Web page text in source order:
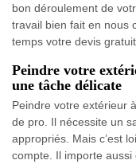
bon déroulement de
travail bien fait en nous
temps votre devis gratuit.
Peindre votre
une tâche délicate
Peindre votre extérieur
de pro. Il nécessite un
appropriés. Mais c’est
compte. Il importe